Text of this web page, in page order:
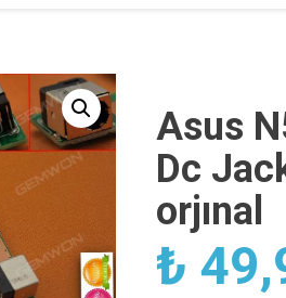
Asus
Dc
orjınal
₺